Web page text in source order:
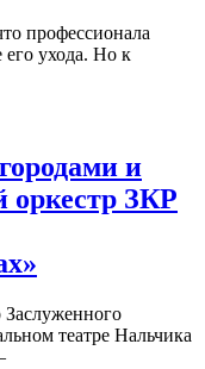
профессионала
ухода. Но к
и
ЗКР
театре Нальчика